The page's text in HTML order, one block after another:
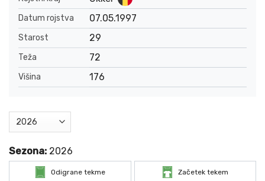
Datum rojstva 07.05.1997
Starost 29
Teža 72
Višina 176
Sezona: 2026
Odigrane tekme Začetek tekem